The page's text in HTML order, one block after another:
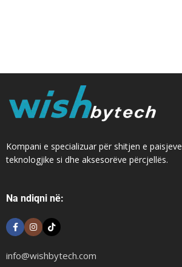
Kompani e specializuar për shitjen e paisjeve
teknologjike si dhe aksesorëve përcjellës.
Na ndiqni në:
info@wishbytech.com